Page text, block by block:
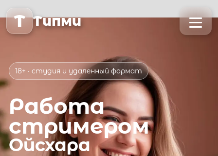
T Типми
18+ · студия и удаленный формат
Работа
стримером
Ойсхара